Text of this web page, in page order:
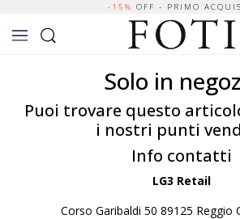
-15% OFF - PRIMO
Solo in
Puoi trovare questo
i nostri punti
Info contatti
LG3 Retail
Corso Garibaldi 50 89125 Reggio